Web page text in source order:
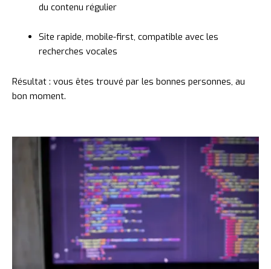
du contenu régulier
Site rapide, mobile-first, compatible avec les
recherches vocales
Résultat : vous êtes trouvé par les bonnes personnes, au
bon moment.